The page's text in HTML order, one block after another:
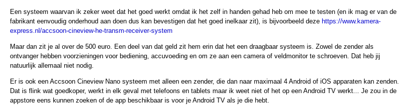
Een systeem waarvan ik zeker weet dat het goed werkt omdat ik het zelf in handen gehad heb om mee te testen (en ik mag er van de
fabrikant eenvoudig onderhoud aan doen dus kan bevestigen dat het goed inelkaar zit), is bijvoorbeeld deze https://www.kamera-
express.nl/accsoon-cineview-he-transm-receiver-system
Maar dan zit je al over de 500 euro. Een deel van dat geld zit hem erin dat het een draagbaar systeem is. Zowel de zender als
ontvanger hebben voorzieningen voor bediening, accuvoeding en om ze aan een camera of veldmonitor te schroeven. Dat heb jij
natuurlijk allemaal niet nodig.
Er is ook een Accsoon Cineview Nano systeem met alleen een zender, die dan naar maximaal 4 Android of iOS apparaten kan zenden.
Dat is flink wat goedkoper, werkt in elk geval met telefoons en tablets maar ik weet niet of het op een Android TV werkt... Je zou in de
appstore eens kunnen zoeken of de app beschikbaar is voor je Android TV als je die hebt.